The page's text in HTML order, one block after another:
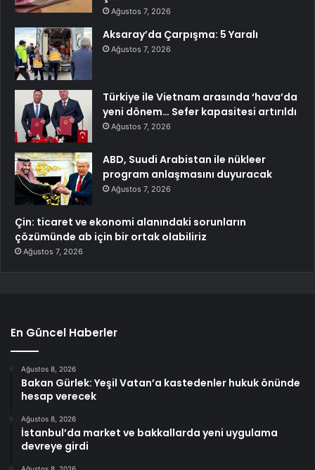
Ağustos 7, 2026
Aksaray’da Çarpışma: 5 Yaralı
Ağustos 7, 2026
Türkiye ile Vietnam arasında ‘hava’da
yeni dönem… Sefer kapasitesi artırıldı
Ağustos 7, 2026
ABD, Suudi Arabistan ile nükleer
program anlaşmasını duyuracak
Ağustos 7, 2026
Çin: ticaret ve ekonomi alanındaki sorunların
çözümünde ab için bir ortak olabiliriz
Ağustos 7, 2026
En Güncel Haberler
Ağustos 8, 2026
Bakan Gürlek: Yeşil Vatan’a kastedenler hukuk önünde
hesap verecek
Ağustos 8, 2026
İstanbul’da market ve bakkallarda yeni uygulama
devreye girdi
Ağustos 8, 2026